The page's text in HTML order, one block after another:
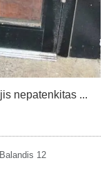
nepatenkitas ...
12